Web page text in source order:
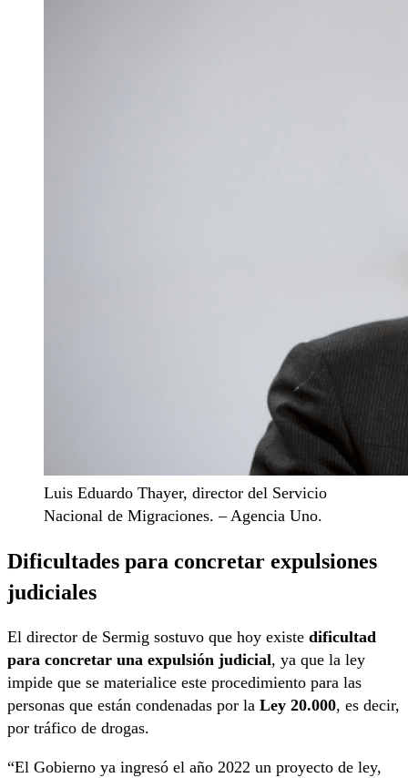
Luis Eduardo Thayer, director del Servicio
Nacional de Migraciones. – Agencia Uno.
Dificultades para concretar expulsiones
judiciales
El director de Sermig sostuvo que hoy existe dificultad
para concretar una expulsión judicial, ya que la ley
impide que se materialice este procedimiento para las
personas que están condenadas por la Ley 20.000, es decir,
por tráfico de drogas.
“El Gobierno ya ingresó el año 2022 un proyecto de ley,